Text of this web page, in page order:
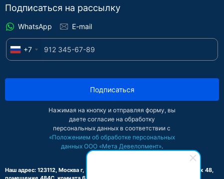
Подписаться на рассылку
WhatsApp E-mail
+7
Подписаться
Нажимая на кнопку и отправляя форму, вы
даете согласие на обработку
персональных данных в соответствии с
«Положением об обработке персональных
данных ООО «Мета Девелопмент».
Наш адрес: 123112, Москва г, Пресненская наб, дом 8, строение 1, этаж 48,